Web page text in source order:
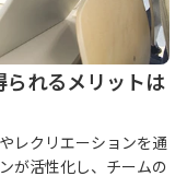
れるメリットは
レクリエーションを通
が活性化し、チームの